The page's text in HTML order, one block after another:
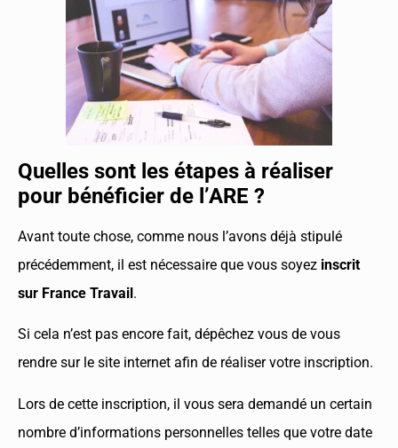
Quelles sont les étapes à réaliser
pour bénéficier de l’ARE ?
Avant toute chose, comme nous l’avons déjà stipulé
précédemment, il est nécessaire que vous soyez inscrit
sur France Travail.
Si cela n’est pas encore fait, dépêchez vous de vous
rendre sur le site internet afin de réaliser votre inscription.
Lors de cette inscription, il vous sera demandé un certain
nombre d’informations personnelles telles que votre date